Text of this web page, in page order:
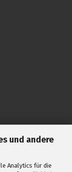
und andere
Analytics für die